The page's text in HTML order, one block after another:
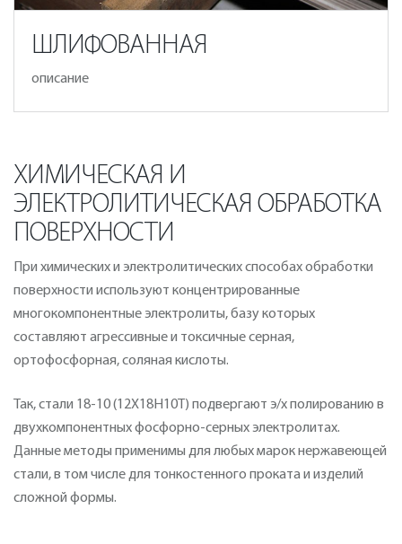
ШЛИФОВАННАЯ
описание
ХИМИЧЕСКАЯ И
ЭЛЕКТРОЛИТИЧЕСКАЯ ОБРАБОТКА
ПОВЕРХНОСТИ
При химических и электролитических способах обработки
поверхности используют концентрированные
многокомпонентные электролиты, базу которых
составляют агрессивные и токсичные серная,
ортофосфорная, соляная кислоты.
Так, стали 18-10 (12Х18Н10Т) подвергают э/х полированию в
двухкомпонентных фосфорно-серных электролитах.
Данные методы применимы для любых марок нержавеющей
стали, в том числе для тонкостенного проката и изделий
сложной формы.